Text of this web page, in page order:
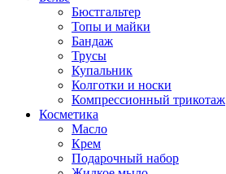
Бюстгальтер
Топы и майки
Бандаж
Трусы
Купальник
Колготки и носки
Компрессионный трикотаж
Косметика
Масло
Крем
Подарочный набор